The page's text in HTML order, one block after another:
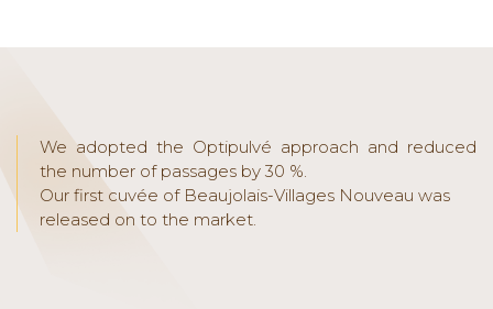
We adopted the Optipulvé approach and reduced
the number of passages by 30 %.
Our first cuvée of Beaujolais-Villages Nouveau was
released on to the market.